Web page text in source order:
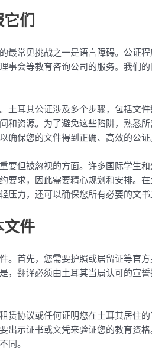
们
最常见挑战之一是语言障碍。公证
事会等教育咨询公司的服务。我们
土耳其公证涉及多个步骤，包括文
和资源。为了避免这些陷阱，熟悉
保您的文件得到正确、高效的公证
要但被忽视的方面。许多国际学生
要求，因此需要精心规划和安排。
力，还可以确保您所有必要的文
文件
。首先，您需要护照或居留证等官
，翻译必须由土耳其当局认可的宣
赁协议或任何证明您在土耳其居住
出示证书或文凭来验证您的教育资
同。